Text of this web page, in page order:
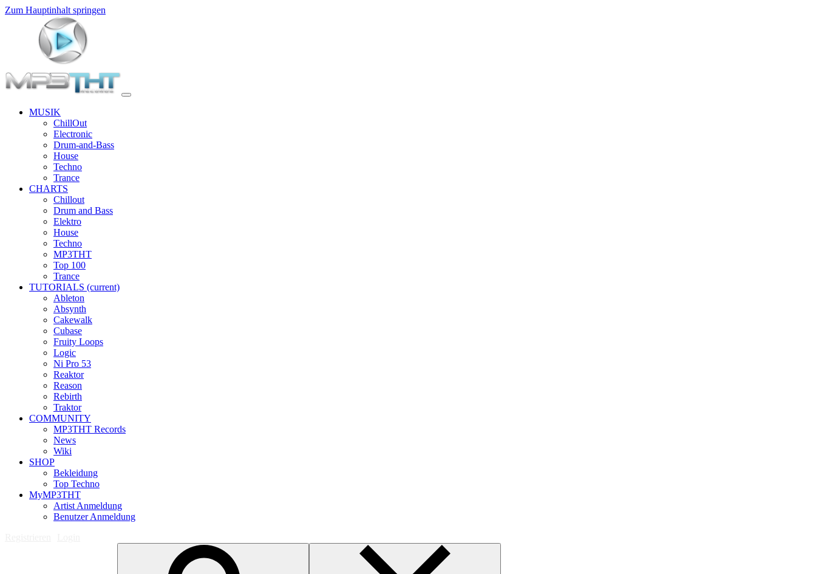
Zum Hauptinhalt springen
MUSIK
ChillOut
Electronic
Drum-and-Bass
House
Techno
Trance
CHARTS
Chillout
Drum and Bass
Elektro
House
Techno
MP3THT
Top 100
Trance
TUTORIALS (current)
Ableton
Absynth
Cakewalk
Cubase
Fruity Loops
Logic
Ni Pro 53
Reaktor
Reason
Rebirth
Traktor
COMMUNITY
MP3THT Records
News
Wiki
SHOP
Bekleidung
Top Techno
MyMP3THT
Artist Anmeldung
Benutzer Anmeldung